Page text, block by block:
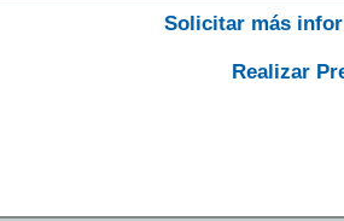
Solicitar más
Realizar